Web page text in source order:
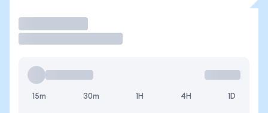
15m 30m 1H 4H 1D